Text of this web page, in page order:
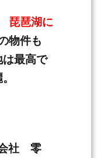
琵琶湖に
物件も
は最高で
会社 零